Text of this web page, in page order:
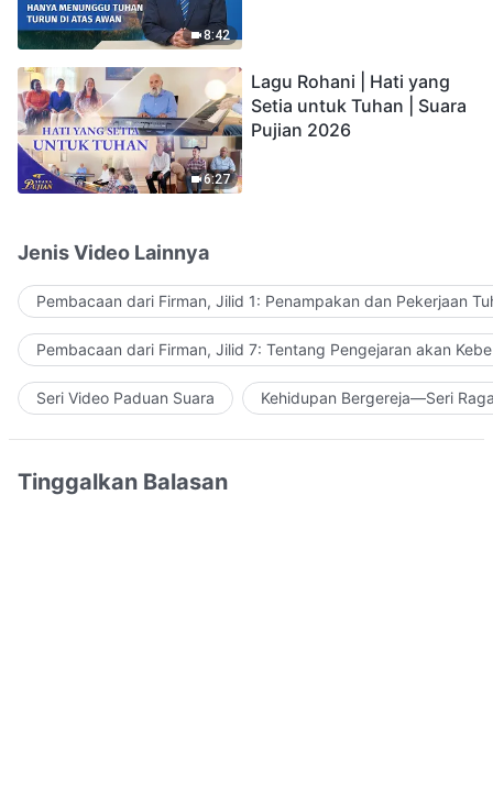
8:42
6:27
Lagu Rohani | Hati yang
Setia untuk Tuhan | Suara
Pujian 2026
Jenis Video Lainnya
Pembacaan dari Firman, Jilid 1: Penampakan dan Pekerjaan
Pembacaan dari Firman, Jilid 7: Tentang Pengejaran akan
Seri Video Paduan Suara Kehidupan Bergereja—Seri
Tinggalkan Balasan